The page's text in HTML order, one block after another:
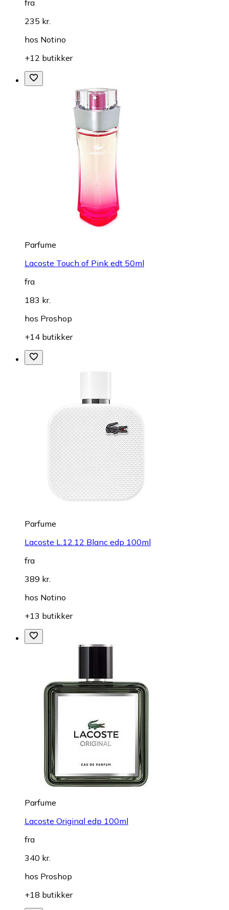
fra
235 kr.
hos Notino
+12 butikker
Parfume
Lacoste Touch of Pink edt 50ml
fra
183 kr.
hos Proshop
+14 butikker
Parfume
Lacoste L.12.12 Blanc edp 100ml
fra
389 kr.
hos Notino
+13 butikker
Parfume
Lacoste Original edp 100ml
fra
340 kr.
hos Proshop
+18 butikker